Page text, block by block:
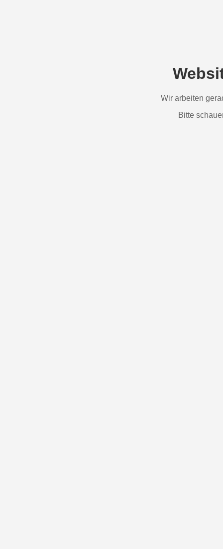
Wir arbeiten
Bitte